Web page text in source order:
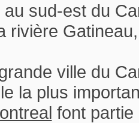
sud-est du
rivière
ville du
la plus
font partie